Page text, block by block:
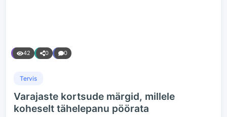
42 0 0
Tervis
Varajaste kortsude märgid, millele
koheselt tähelepanu pöörata